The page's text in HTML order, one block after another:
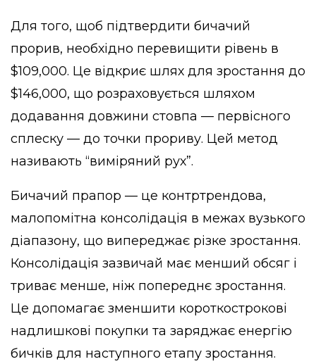
Для того, щоб підтвердити бичачий
прорив, необхідно перевищити рівень в
$109,000. Це відкриє шлях для зростання до
$146,000, що розраховується шляхом
додавання довжини стовпа — первісного
сплеску — до точки прориву. Цей метод
називають “виміряний рух”.
Бичачий прапор — це контртрендова,
малопомітна консолідація в межах вузького
діапазону, що випереджає різке зростання.
Консолідація зазвичай має менший обсяг і
триває менше, ніж попереднє зростання.
Це допомагає зменшити короткострокові
надлишкові покупки та заряджає енергію
бичків для наступного етапу зростання.